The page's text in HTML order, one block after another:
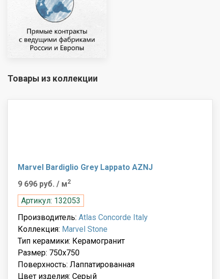
Товары из коллекции
Marvel Bardiglio Grey Lappato AZNJ
9 696 руб. / м2
Артикул: 132053
Производитель: Atlas Concorde Italy
Коллекция: Marvel Stone
Тип керамики: Керамогранит
Размер: 750x750
Поверхность: Лаппатированная
Цвет изделия: Серый